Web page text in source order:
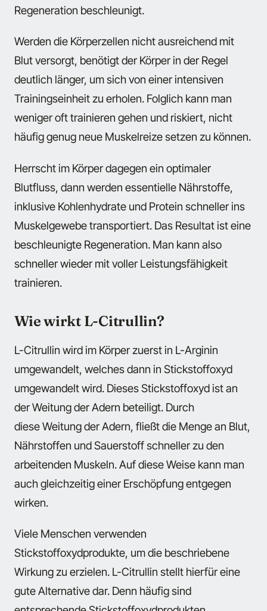
Regeneration beschleunigt.
Werden die Körperzellen nicht ausreichend mit
Blut versorgt, benötigt der Körper in der Regel
deutlich länger, um sich von einer intensiven
Trainingseinheit zu erholen. Folglich kann man
weniger oft trainieren gehen und riskiert, nicht
häufig genug neue Muskelreize setzen zu können.
Herrscht im Körper dagegen ein optimaler
Blutfluss, dann werden essentielle Nährstoffe,
inklusive Kohlenhydrate und Protein schneller ins
Muskelgewebe transportiert. Das Resultat ist eine
beschleunigte Regeneration. Man kann also
schneller wieder mit voller Leistungsfähigkeit
trainieren.
Wie wirkt L-Citrullin?
L-Citrullin wird im Körper zuerst in L-Arginin
umgewandelt, welches dann in Stickstoffoxyd
umgewandelt wird. Dieses Stickstoffoxyd ist an
der Weitung der Adern beteiligt. Durch
diese Weitung der Adern, fließt die Menge an Blut,
Nährstoffen und Sauerstoff schneller zu den
arbeitenden Muskeln. Auf diese Weise kann man
auch gleichzeitig einer Erschöpfung entgegen
wirken.
Viele Menschen verwenden
Stickstoffoxydprodukte, um die beschriebene
Wirkung zu erzielen. L-Citrullin stellt hierfür eine
gute Alternative dar. Denn häufig sind